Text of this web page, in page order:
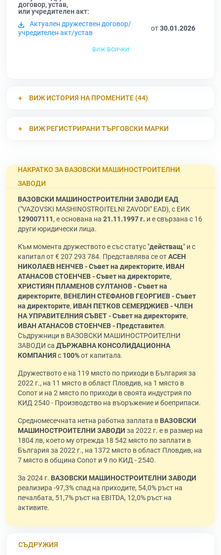
договор, устав,
или учредителен акт:
Актуален дружествен договор/
учредителен акт/устав
от30.01.2026
виж всички
ВИЖ ИСТОРИЯ НА ПРОМЕНИТЕ (44)
ВИЖ РЕГИСТРИРАНИ ТЪРГОВСКИ МАРКИ
НАКРАТКО ЗА ВАЗОВСКИ МАШИНОСТРОИТЕЛНИ
ЗАВОДИ
ВАЗОВСКИ МАШИНОСТРОИТЕЛНИ ЗАВОДИ ЕАД
("VAZOVSKI MASHINOSTROITELNI ZAVODI" EAD), с ЕИК
129007111, е основана на 21.11.1997 г. и е свързана с 16
други юридически лица.
Към момента дружеството е със статус "действащ" и с
капитал от € 207 293 784. Представлява се отАСЕН
НИКОЛАЕВ НЕНЧЕВ - Съвет на директорите, ИВАН
АТАНАСОВ СТОЕНЧЕВ - Съвет на директорите,
ХРИСТИЯН ПЛАМЕНОВ СУЛТАНОВ - Съвет на
директорите, ВЕНЕЛИН СТЕФАНОВ ГЕОРГИЕВ - Съвет
на директорите, ИВАН ПЕТКОВ СЕМЕРДЖИЕВ - ЧЛЕН
НА УПРАВИТЕЛНИЯ СЪВЕТ - Съвет на директорите,
ИВАН АТАНАСОВ СТОЕНЧЕВ - Представител.
Съдружници в ВАЗОВСКИ МАШИНОСТРОИТЕЛНИ
ЗАВОДИ са ДЪРЖАВНА КОНСОЛИДАЦИОННА
КОМПАНИЯс 100%от капитала.
Дружеството е на 119 място по приходи в България за
2022 г., на 11 място в област Пловдив, на 1 място в
Сопот и на 2 място по приходи в своята индустрия по
КИД 2540 - Производство на въоръжение и боеприпаси.
Средномесечната нетна работна заплата в ВАЗОВСКИ
МАШИНОСТРОИТЕЛНИ ЗАВОДИ за 2022 г. е в размер на
1804 лв, което му отрежда 18 542 място по заплати в
България за 2022 г., на 1372 място в област Пловдив, на
7 място в община Сопот и 9 по КИД - 2540.
За 2024 г. ВАЗОВСКИ МАШИНОСТРОИТЕЛНИ ЗАВОДИ
реализира -97,3% спад на приходите, 54,0% ръст на
печалбата, 51,7% ръст на EBITDA, 12,0% ръст на
активите.
СЪДРУЖИЯ